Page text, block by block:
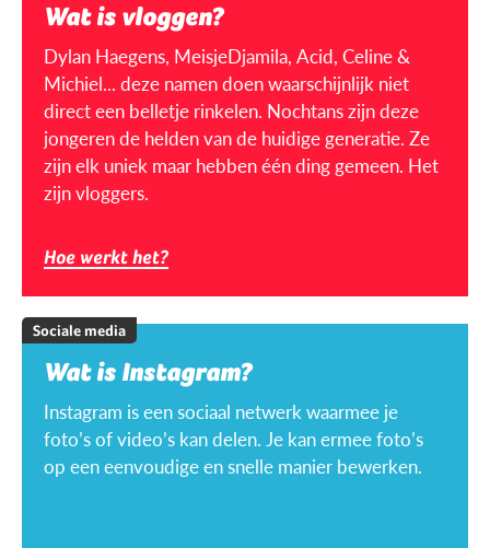
Wat is vloggen?
Dylan Haegens, MeisjeDjamila, Acid, Celine &
Michiel... deze namen doen waarschijnlijk niet
direct een belletje rinkelen. Nochtans zijn deze
jongeren de helden van de huidige generatie. Ze
zijn elk uniek maar hebben één ding gemeen. Het
zijn vloggers.
Hoe werkt het?
Sociale media
Wat is Instagram?
Instagram is een sociaal netwerk waarmee je
foto’s of video’s kan delen. Je kan ermee foto’s
op een eenvoudige en snelle manier bewerken.